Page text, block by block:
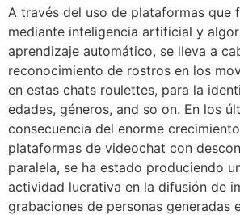
A través del uso de plataformas que
mediante inteligencia artificial y
aprendizaje automático, se lleva a
reconocimiento de rostros en los
en estas chats roulettes, para la
edades, géneros, and so on. En los
consecuencia del enorme
plataformas de videochat con
paralela, se ha estado produciendo
actividad lucrativa en la difusión de
grabaciones de personas generadas